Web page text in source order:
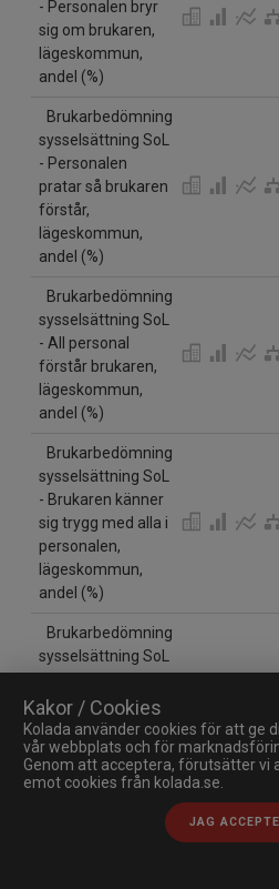
Kakor / Cookies
Kolada använder cookies för att ge
vår webbplats och för
Genom att acceptera, förutsätter vi
emot cookies från kolada.se.
JAG
- Personalen bryr
sig om brukaren,
lägeskommun,
andel (%)
Brukarbedömning
sysselsättning SoL
- Personalen
pratar så brukaren
förstår,
lägeskommun,
andel (%)
Brukarbedömning
sysselsättning SoL
- All personal
förstår brukaren,
lägeskommun,
andel (%)
Brukarbedömning
sysselsättning SoL
- Brukaren känner
sig trygg med alla i
personalen,
lägeskommun,
andel (%)
Brukarbedömning
sysselsättning SoL
- Brukaren är aldrig
rädd för något på
sin sysselsättning,
lägeskommun,
andel (%)
Brukarbedömning
sysselsättning SoL